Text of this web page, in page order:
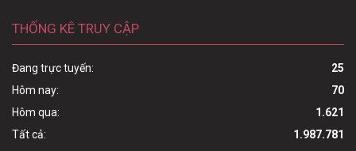
THỐNG KÊ TRUY CẬP
Đang trực tuyến:
25
Hôm nay:
70
Hôm qua:
1.621
Tất cả:
1.987.781